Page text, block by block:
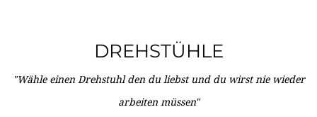
DREHSTÜHLE
"Wähle einen Drehstuhl den du liebst und du wirst nie wieder
arbeiten müssen"